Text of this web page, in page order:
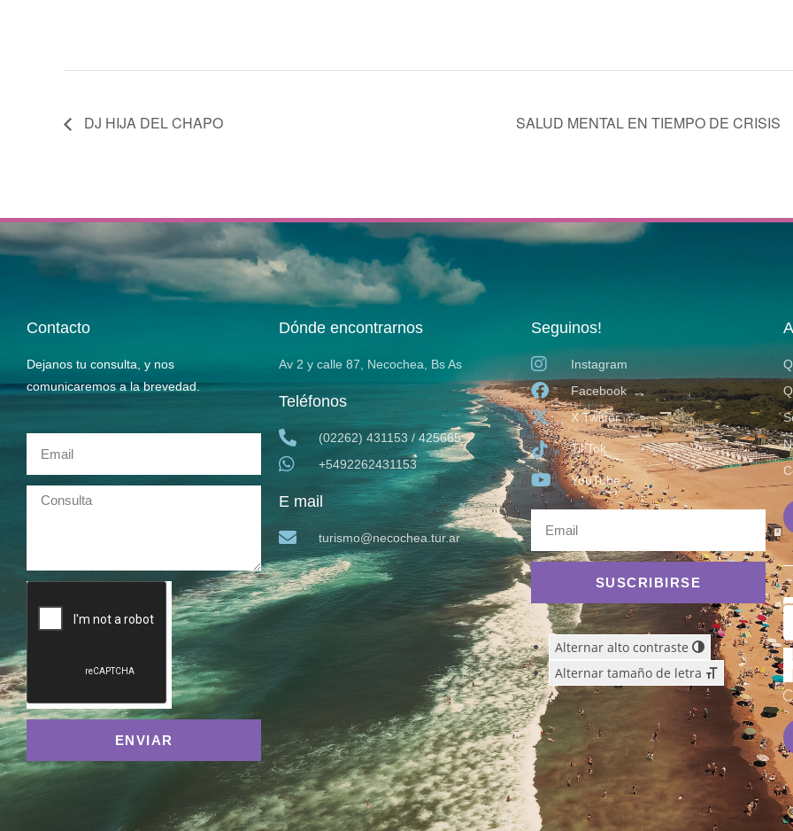
DJ HIJA DEL CHAPO SALUD MENTAL EN TIEMPO DE CRISIS
Contacto
Dejanos tu consulta, y nos
comunicaremos a la brevedad.
ENVIAR
Dónde encontrarnos
Av 2 y calle 87, Necochea, Bs As
Teléfonos
(02262) 431153 / 425665
+5492262431153
E mail
turismo@necochea.tur.ar
Seguinos!
Instagram
Facebook
X Twitter
TikTok
YouTube
SUSCRIBIRSE
Alternar alto contraste
Alternar tamaño de letra